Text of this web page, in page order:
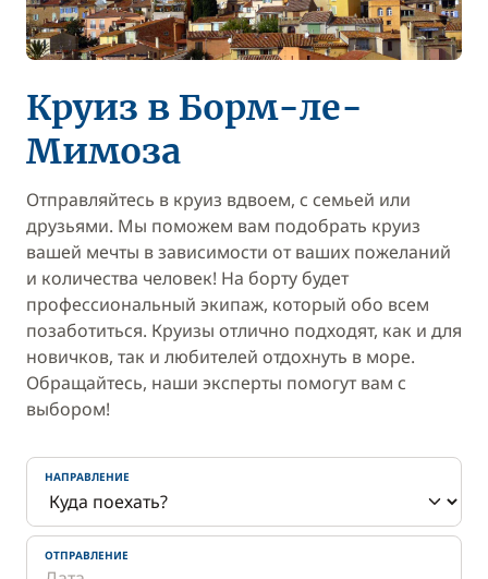
Круиз в Борм-ле-
Мимоза
Отправляйтесь в круиз вдвоем, с семьей или
друзьями. Мы поможем вам подобрать круиз
вашей мечты в зависимости от ваших пожеланий
и количества человек! На борту будет
профессиональный экипаж, который обо всем
позаботиться. Круизы отлично подходят, как и для
новичков, так и любителей отдохнуть в море.
Обращайтесь, наши эксперты помогут вам с
выбором!
НАПРАВЛЕНИЕ
ОТПРАВЛЕНИЕ